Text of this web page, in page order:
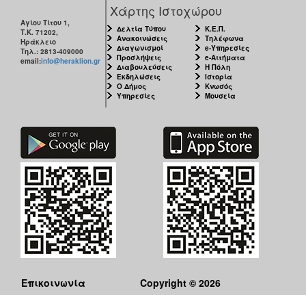
Αγίου Τίτου 1,
Τ.Κ. 71202,
Ηράκλειο
Τηλ.: 2813-409000
email:info@heraklion.gr
Χάρτης Ιστοχώρου
Δελτία Τύπου
Ανακοινώσεις
Διαγωνισμοί
Προσλήψεις
Διαβουλεύσεις
Εκδηλώσεις
Ο Δήμος
Υπηρεσίες
Κ.Ε.Π.
Τηλέφωνα
e-Υπηρεσίες
e-Αιτήματα
Η Πόλη
Ιστορία
Κνωσός
Μουσεία
Επικοινωνία
Copyright © 2026